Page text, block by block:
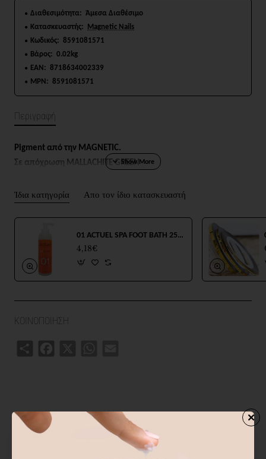
Διαθεσιμότητα: Άμεσα Διαθέσιμο
Κατασκευαστής: Magnetic Nails
Κωδικός: 8591081571
Βάρος: 0.02kg
EAN: 8718634002339
MPN: 8591081571
Περιγραφή
Pigmentαπό την MAGNETIC.
Σε απόχρωση MALLACHITE GREEN
Ίδια κατηγορία Απο τον ίδιο κατασκευαστή
01 ACTUEL SPA FOOT BATH 250ml
4,18€
ΚΟΙΝΟΠΟΙΗΣΗ
ΣΧΕΤΙΚΑ ΠΡΟΙΟΝΤΑ ΑΓΟΡΑΣΑΝ ΕΠΙΣΗΣ ΑΠΟ ΤΗΝ